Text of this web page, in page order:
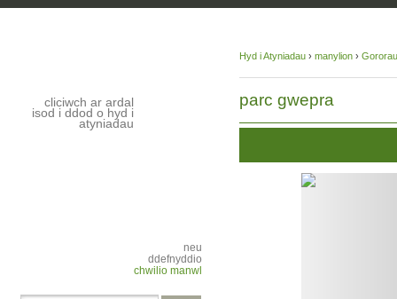
cliciwch ar ardal
isod i ddod o hyd i
atyniadau
neu
ddefnyddio
chwilio manwl
Hyd i Atyniadau › manylion ›
parc gwepra